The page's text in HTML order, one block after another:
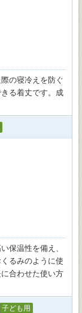
の寝冷えを防ぐ
る着丈です。成
保温性を備え、
るみのように使
合わせた使い方
子ども用